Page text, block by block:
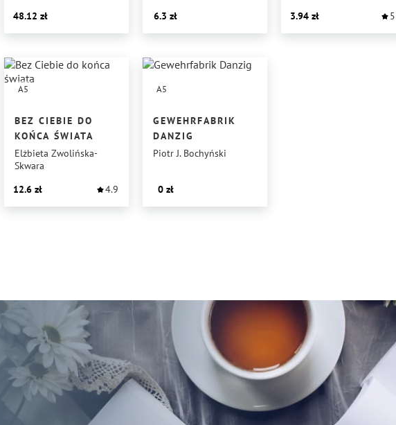
48.12
I NIEPODLEGŁOŚCIOWE
6.3
3.94 5
A5
BEZ CIEBIE DO
KOŃCA ŚWIATA
Elżbieta Zwolińska-
Skwara
12.6
4.9
A5
GEWEHRFABRIK
DANZIG
Piotr J. Bochyński
0